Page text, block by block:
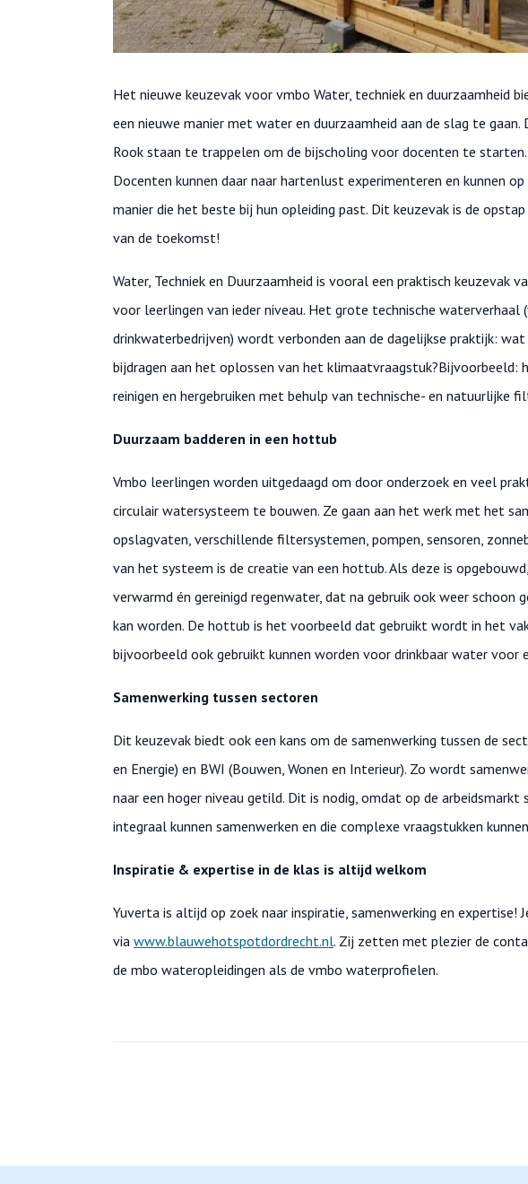
Het nieuwe keuzevak voor vmbo Water, techniek en duurzaamheid
een nieuwe manier met water en duurzaamheid aan de slag te
Rook staan te trappelen om de bijscholing voor docenten te
Docenten kunnen daar naar hartenlust experimenteren en kunnen
manier die het beste bij hun opleiding past. Dit keuzevak is de
van de toekomst!
Water, Techniek en Duurzaamheid is vooral een praktisch keuzevak
voor leerlingen van ieder niveau. Het grote technische waterverhaal
drinkwaterbedrijven) wordt verbonden aan de dagelijkse praktijk:
bijdragen aan het oplossen van het klimaatvraagstuk?Bijvoorbeeld:
reinigen en hergebruiken met behulp van technische- en natuurlijke
Duurzaam badderen in een hottub
Vmbo leerlingen worden uitgedaagd om door onderzoek en veel
circulair watersysteem te bouwen. Ze gaan aan het werk met het
opslagvaten, verschillende filtersystemen, pompen, sensoren,
van het systeem is de creatie van een hottub. Als deze is
verwarmd én gereinigd regenwater, dat na gebruik ook weer
kan worden. De hottub is het voorbeeld dat gebruikt wordt in het
bijvoorbeeld ook gebruikt kunnen worden voor drinkbaar water voor
Samenwerking tussen sectoren
Dit keuzevak biedt ook een kans om de samenwerking tussen de
en Energie) en BWI (Bouwen, Wonen en Interieur). Zo wordt
naar een hoger niveau getild. Dit is nodig, omdat op de arbeidsmarkt
integraal kunnen samenwerken en die complexe vraagstukken
Inspiratie & expertise in de klas is altijd welkom
Yuverta is altijd op zoek naar inspiratie, samenwerking en expertise!
via www.blauwehotspotdordrecht.nl. Zij zetten met plezier de
de mbo wateropleidingen als de vmbo waterprofielen.